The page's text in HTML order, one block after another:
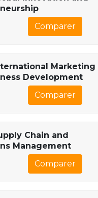
Comparer
Marketing
Development
Comparer
Chain and
Management
Comparer